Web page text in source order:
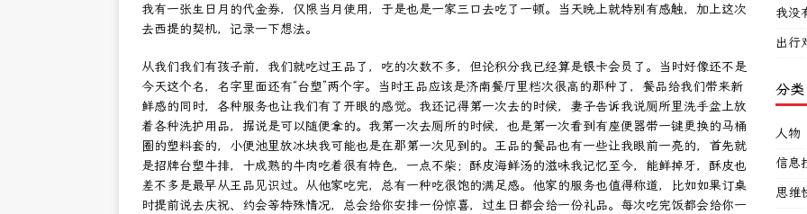
我有一张生日月的代金券，仅限当月使用，于是也是一家三口去吃了一顿。当天晚上就特别有感触，加上这次
去西提的契机，记录一下想法。
从我们我们有孩子前，我们就吃过王品了，吃的次数不多，但论积分我已经算是银卡会员了。当时好像还不是
今天这个名，名字里面还有“台塑”两个字。当时王品应该是济南餐厅里档次很高的那种了，餐品给我们带来新
鲜感的同时，各种服务也让我们有了开眼的感觉。我还记得第一次去的时候，妻子告诉我说厕所里洗手盆上放
着各种洗护用品，据说是可以随便拿的。我第一次去厕所的时候，也是第一次看到有座便器带一键更换的马桶
圈的塑料套的，小便池里放冰块我可能也是在那第一次见到的。王品的餐品也有一些让我眼前一亮的，首先就
是招牌台塑牛排，十成熟的牛肉吃着很有特色，一点不柴；酥皮海鲜汤的滋味我记忆至今，能鲜掉牙，酥皮也
差不多是最早从王品见识过。从他家吃完，总有一种吃很饱的满足感。他家的服务也值得称道，比如如果订桌
时提前说去庆祝、约会等特殊情况，总会给你安排一份惊喜，过生日都会给一份礼品。每次吃完饭都会给你一
我没
出行
分类
人物
信息
思维